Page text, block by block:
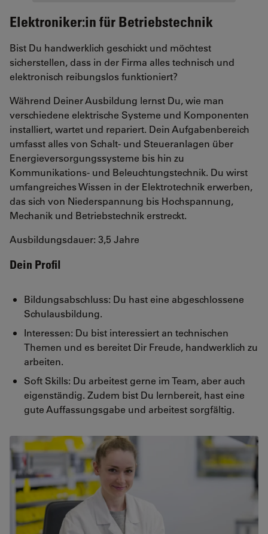
Elektroniker:in für Betriebstechnik
Bist Du handwerklich geschickt und möchtest
sicherstellen, dass in der Firma alles technisch und
elektronisch reibungslos funktioniert?
Während Deiner Ausbildung lernst Du, wie man
verschiedene elektrische Systeme und Komponenten
installiert, wartet und repariert. Dein Aufgabenbereich
umfasst alles von Schalt- und Steueranlagen über
Energieversorgungssysteme bis hin zu
Kommunikations- und Beleuchtungstechnik. Du wirst
umfangreiches Wissen in der Elektrotechnik erwerben,
das sich von Niederspannung bis Hochspannung,
Mechanik und Betriebstechnik erstreckt.
Ausbildungsdauer: 3,5 Jahre
Dein Profil
Bildungsabschluss: Du hast eine abgeschlossene
Schulausbildung.
Interessen: Du bist interessiert an technischen
Themen und es bereitet Dir Freude, handwerklich zu
arbeiten.
Soft Skills: Du arbeitest gerne im Team, aber auch
eigenständig. Zudem bist Du lernbereit, hast eine
gute Auffassungsgabe und arbeitest sorgfältig.